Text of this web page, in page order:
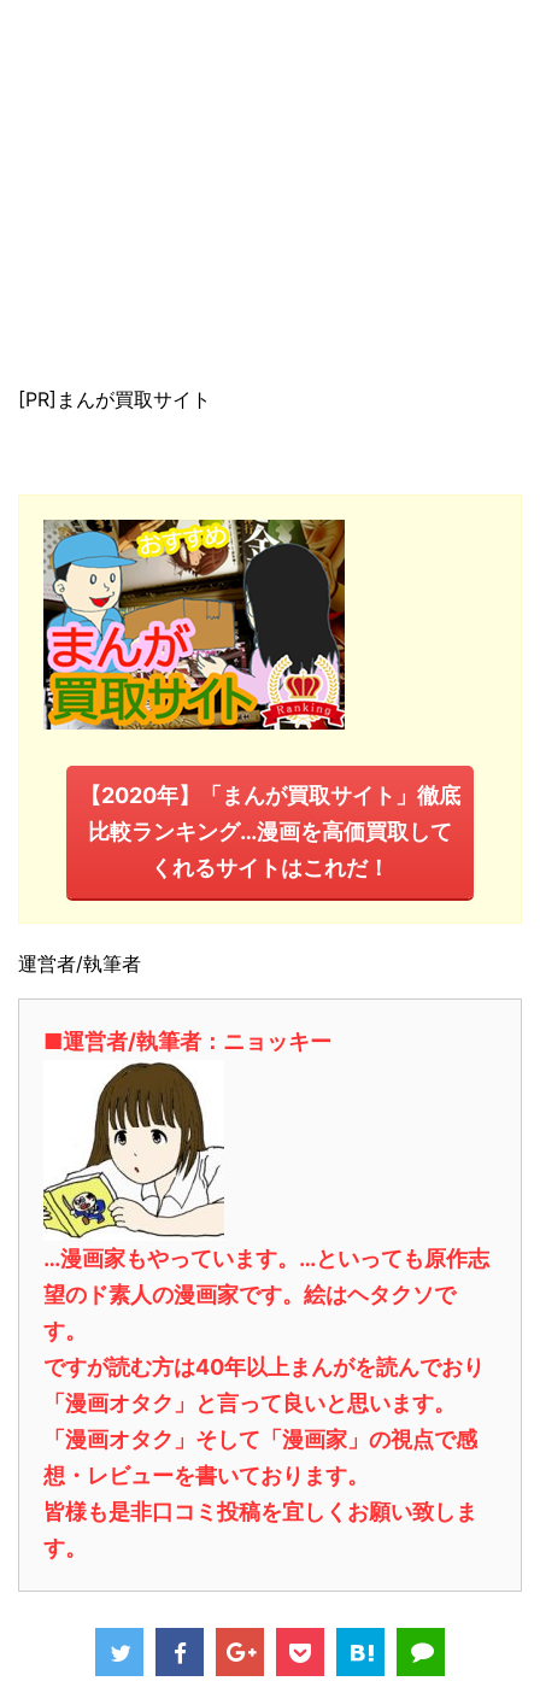
[PR]まんが買取サイト
【2020年】「まんが買取サイト」徹底
比較ランキング…漫画を高価買取して
くれるサイトはこれだ！
運営者/執筆者
■運営者/執筆者：ニョッキー
…漫画家もやっています。…といっても原作志
望のド素人の漫画家です。絵はヘタクソで
す。
ですが読む方は40年以上まんがを読んでおり
「漫画オタク」と言って良いと思います。
「漫画オタク」そして「漫画家」の視点で感
想・レビューを書いております。
皆様も是非口コミ投稿を宜しくお願い致しま
す。